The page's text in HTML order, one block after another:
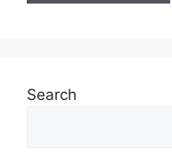
Search